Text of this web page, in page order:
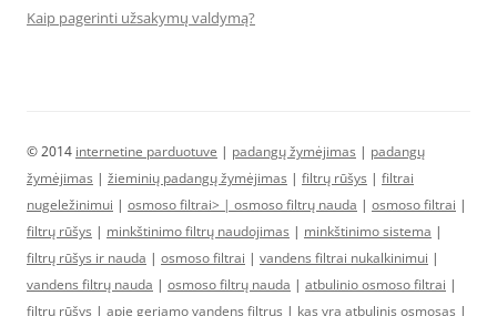
Kaip pagerinti užsakymų valdymą?
© 2014 internetine parduotuve | padangų žymėjimas | padangų
žymėjimas | žieminių padangų žymėjimas | filtrų rūšys | filtrai
nugeležinimui | osmoso filtrai> | osmoso filtrų nauda | osmoso filtrai |
filtrų rūšys | minkštinimo filtrų naudojimas | minkštinimo sistema |
filtrų rūšys ir nauda | osmoso filtrai | vandens filtrai nukalkinimui |
vandens filtrų nauda | osmoso filtrų nauda | atbulinio osmoso filtrai |
filtrų rūšys | apie geriamo vandens filtrus | kas yra atbulinis osmosas |